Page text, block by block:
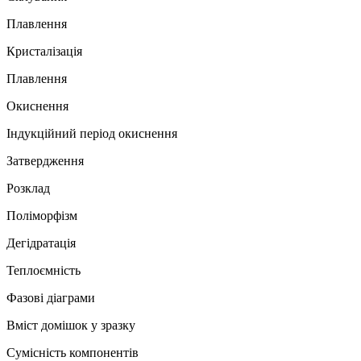
Плавлення
Кристалізація
Плавлення
Окиснення
Індукційний період окиснення
Затвердження
Розклад
Поліморфізм
Дегідратація
Теплоємність
Фазові діаграми
Вміст домішок у зразку
Сумісність компонентів